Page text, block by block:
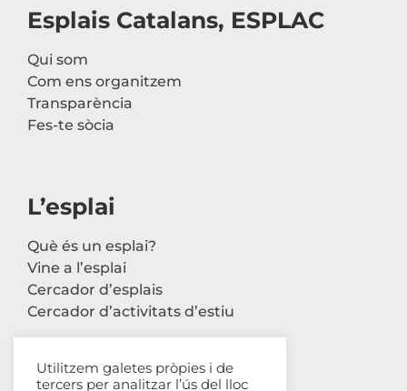
Esplais Catalans, ESPLAC
Qui som
Com ens organitzem
Transparència
Fes-te sòcia
L’esplai
Què és un esplai?
Vine a l’esplai
Cercador d’esplais
Cercador d’activitats d’estiu
Utilitzem galetes pròpies i de
tercers per analitzar l’ús del lloc